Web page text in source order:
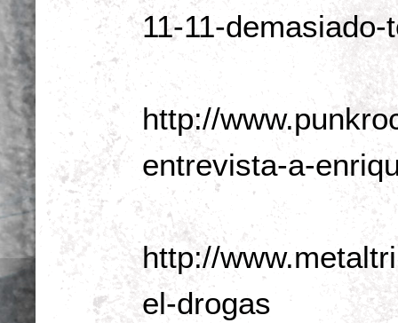
11-11-
http://
entrevista-a-
http://
el-drogas